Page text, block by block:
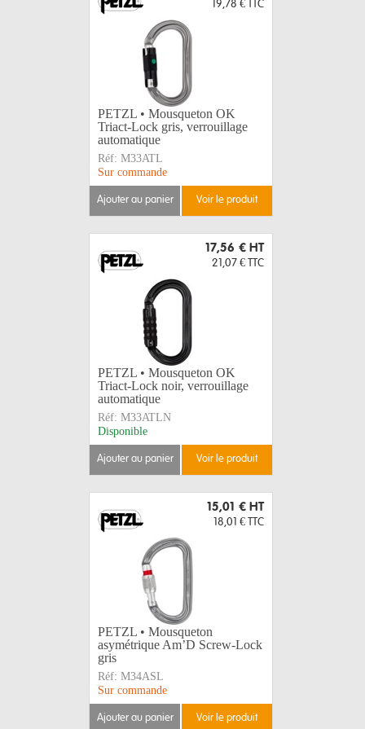
19,78 € TTC
PETZL • Mousqueton OK
Triact-Lock gris, verrouillage
automatique
Réf: M33ATL
Sur commande
ajouter au panier voir le produit
17,56 € HT
21,07 € TTC
PETZL • Mousqueton OK
Triact-Lock noir, verrouillage
automatique
Réf: M33ATLN
Disponible
ajouter au panier voir le produit
15,01 € HT
18,01 € TTC
PETZL • Mousqueton
asymétrique Am’D Screw-Lock
gris
Réf: M34ASL
Sur commande
ajouter au panier voir le produit